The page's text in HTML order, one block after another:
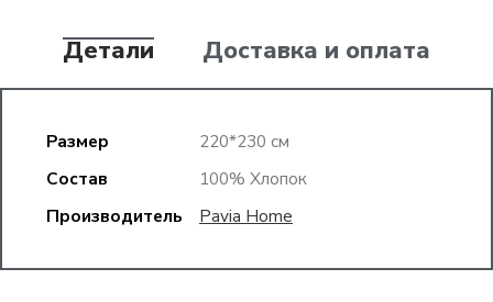
Детали Доставка и оплата
Размер
220*230 см
Состав
100% Хлопок
Производитель
Pavia Home